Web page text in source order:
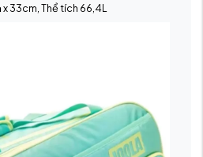
33cm, Thể tích 66,4L